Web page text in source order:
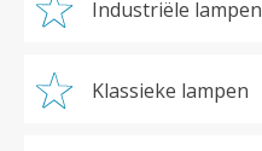
Industriële lampen
Klassieke lampen